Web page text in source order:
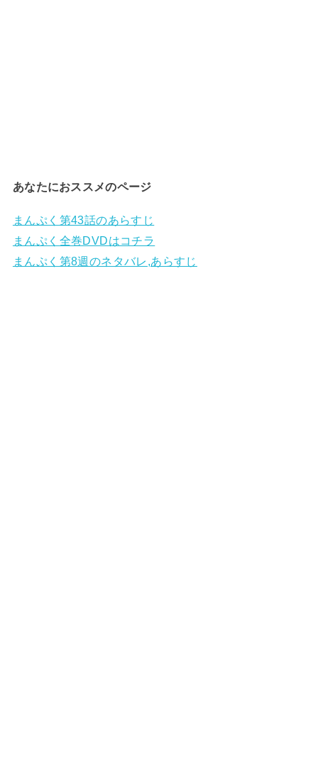
あなたにおススメのページ
まんぷく第43話のあらすじ
まんぷく全巻DVDはコチラ
まんぷく第8週のネタバレ,あらすじ